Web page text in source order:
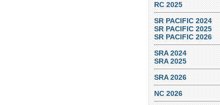
RC 2025
SR PACIFIC 2024
SR PACIFIC 2025
SR PACIFIC 2026
SRA 2024
SRA 2025
SRA 2026
NC 2026